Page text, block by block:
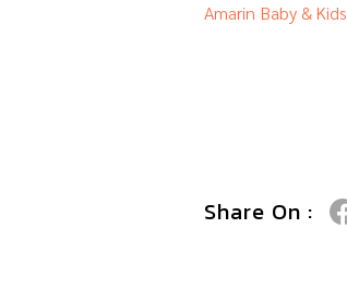
Amarin Baby & Kids
Share On :